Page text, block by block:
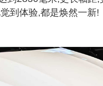
到体验,都是焕然一新!